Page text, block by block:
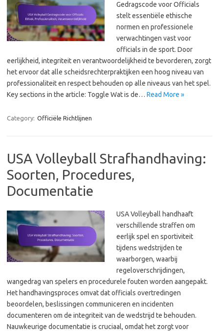
Gedragscode voor Officials
stelt essentiële ethische
normen en professionele
verwachtingen vast voor
officials in de sport. Door
eerlijkheid, integriteit en verantwoordelijkheid te bevorderen, zorgt
het ervoor dat alle scheidsrechterpraktijken een hoog niveau van
professionaliteit en respect behouden op alle niveaus van het spel.
Key sections in the article: Toggle Wat is de… Read More »
Category: Officiële Richtlijnen
USA Volleyball Strafhandhaving:
Soorten, Procedures,
Documentatie
USA Volleyball handhaaft
verschillende straffen om
eerlijk spel en sportiviteit
tijdens wedstrijden te
waarborgen, waarbij
regeloverschrijdingen,
wangedrag van spelers en procedurele fouten worden aangepakt.
Het handhavingsproces omvat dat officials overtredingen
beoordelen, beslissingen communiceren en incidenten
documenteren om de integriteit van de wedstrijd te behouden.
Nauwkeurige documentatie is cruciaal, omdat het zorgt voor